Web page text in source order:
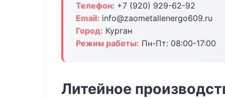
Телефон: +7 (920) 929-62-92
Email: info@zaometallenergo609.ru
Город: Курган
Режим работы: Пн-Пт: 08:00-17:00
Литейное